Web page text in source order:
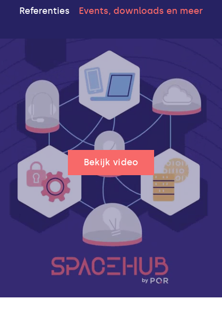
Referenties Events, downloads en meer
Bekijk video